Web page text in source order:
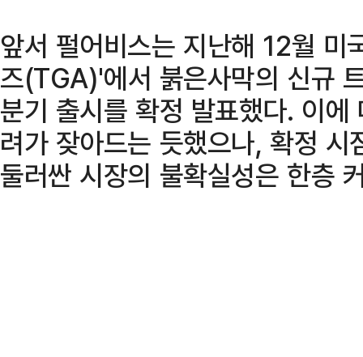
앞서 펄어비스는 지난해 12월
즈(TGA)'에서 붉은사막의 신규
분기 출시를 확정 발표했다. 이
려가 잦아드는 듯했으나, 확정
둘러싼 시장의 불확실성은 한층